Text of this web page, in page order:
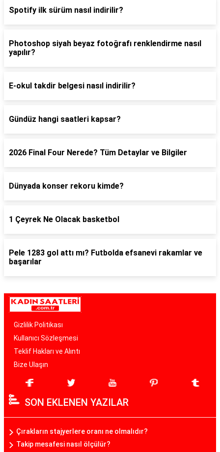
Spotify ilk sürüm nasıl indirilir?
Photoshop siyah beyaz fotoğrafı renklendirme nasıl
yapılır?
E-okul takdir belgesi nasıl indirilir?
Gündüz hangi saatleri kapsar?
2026 Final Four Nerede? Tüm Detaylar ve Bilgiler
Dünyada konser rekoru kimde?
1 Çeyrek Ne Olacak basketbol
Pele 1283 gol attı mı? Futbolda efsanevi rakamlar ve
başarılar
Gizlilik Politikası
Kullanıcı Sözleşmesi
Teklif Hakları ve Alıntı
Bize Ulaşın
SON EKLENEN YAZILAR
Çırakların stajyerlere oranı ne olmalıdır?
Takip mesafesi nasıl ölçülür?